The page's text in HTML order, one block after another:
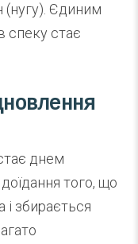
(нугу). Єдиним
спеку стає
днем
того, що
збирається